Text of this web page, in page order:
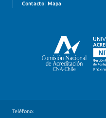
Contacto Mapa
Teléfono: